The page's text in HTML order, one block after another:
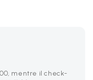
mentre il check-